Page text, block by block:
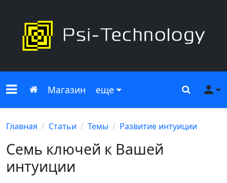
Меню сайта
Главная
Магазин еще Поиск
Главная Статьи Темы Развитие интуиции
Семь ключей к Вашей
интуиции